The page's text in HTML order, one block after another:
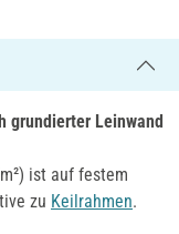
grundierter Leinwand
ist auf festem
zu Keilrahmen.